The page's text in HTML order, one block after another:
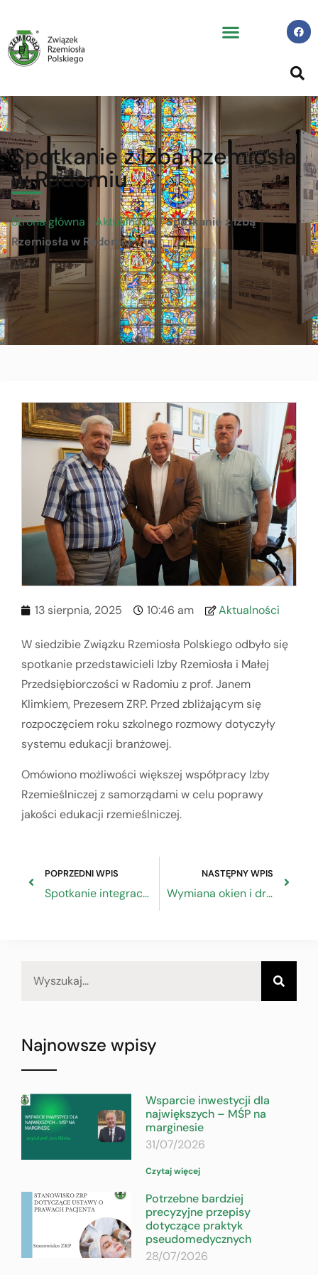
Spotkanie z Izbą Rzemiosła
w Radomiu
Strona główna / Aktualności/Spotkanie z Izbą
Rzemiosła w Radomiu
13 sierpnia, 2025 10:46 am Aktualności
W siedzibie Związku Rzemiosła Polskiego odbyło się
spotkanie przedstawicieli Izby Rzemiosła i Małej
Przedsiębiorczości w Radomiu z prof. Janem
Klimkiem, Prezesem ZRP. Przed zbliżającym się
rozpoczęciem roku szkolnego rozmowy dotyczyły
systemu edukacji branżowej.
Omówiono możliwości większej współpracy Izby
Rzemieślniczej z samorządami w celu poprawy
jakości edukacji rzemieślniczej.
POPRZEDNI WPIS
Spotkanie integracyjne rzemieślników w Karcu
NASTĘPNY WPIS
Wymiana okien i drzwi w ogrodzie zimowym – zapytanie ofertowe
Najnowsze wpisy
Wsparcie inwestycji dla
największych – MŚP na
marginesie
31/07/2026
Czytaj więcej
Potrzebne bardziej
precyzyjne przepisy
dotyczące praktyk
pseudomedycznych
28/07/2026